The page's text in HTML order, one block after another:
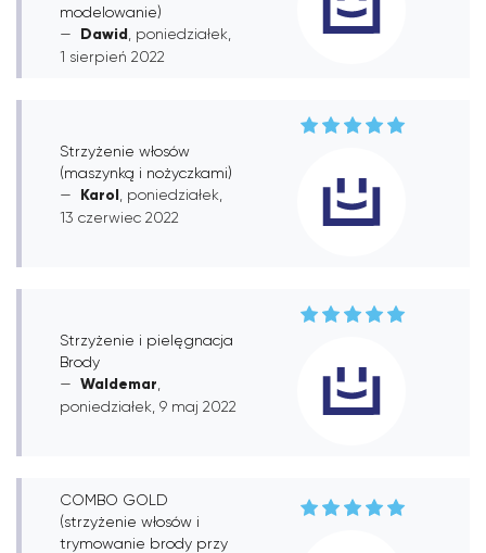
modelowanie)
Dawid , poniedziałek,
1 sierpień 2022
Strzyżenie włosów
(maszynką i nożyczkami)
Karol , poniedziałek,
13 czerwiec 2022
Strzyżenie i pielęgnacja
Brody
Waldemar
poniedziałek, 9 maj 2022
COMBO GOLD
(strzyżenie włosów i
trymowanie brody przy